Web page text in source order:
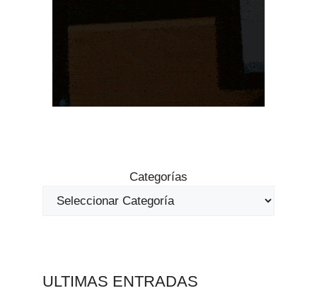
Categorías
ULTIMAS ENTRADAS